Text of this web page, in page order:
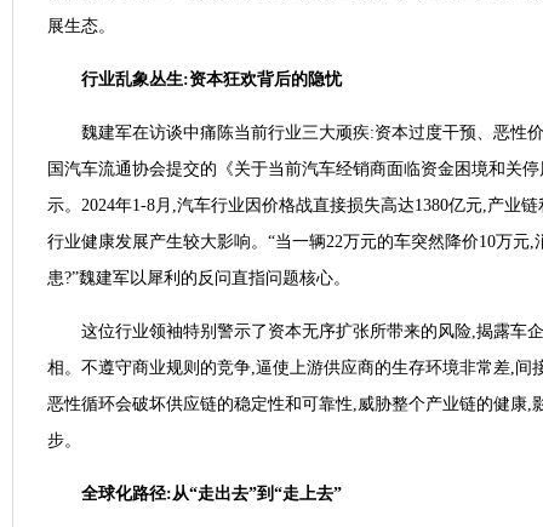
展生态。
行业乱象丛生:资本狂欢背后的隐忧
魏建军在访谈中痛陈当前行业三大顽疾:资本过度干预、恶性
国汽车流通协会提交的《关于当前汽车经销商面临资金困境和关
示。2024年1-8月,汽车行业因价格战直接损失高达1380亿元,产业
行业健康发展产生较大影响。“当一辆22万元的车突然降价10万元
患?”魏建军以犀利的反问直指问题核心。
这位行业领袖特别警示了资本无序扩张所带来的风险,揭露车
相。不遵守商业规则的竞争,逼使上游供应商的生存环境非常差,间
恶性循环会破坏供应链的稳定性和可靠性,威胁整个产业链的健康,
步。
全球化路径:从“走出去”到“走上去”